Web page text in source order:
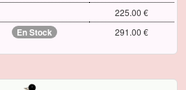
225.00 €
En Stock 291.00 €